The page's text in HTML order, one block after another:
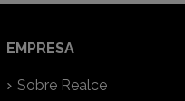
EMPRESA
Sobre Realce